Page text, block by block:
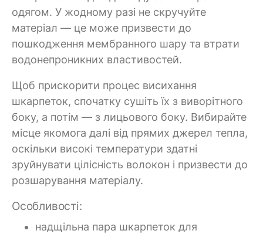
одягом. У жодному разі не скручуйте
матеріал — це може призвести до
пошкодження мембранного шару та втрати
водонепроникних властивостей.
Щоб прискорити процес висихання
шкарпеток, спочатку сушіть їх з виворітного
боку, а потім — з лицьового боку. Вибирайте
місце якомога далі від прямих джерел тепла,
оскільки високі температури здатні
зруйнувати цілісність волокон і призвести до
розшарування матеріалу.
Особливості:
надщільна пара шкарпеток для